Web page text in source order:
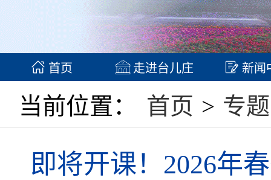
首页 走进台儿庄 新闻
当前位置： 首页 > 专
即将开课！2026年